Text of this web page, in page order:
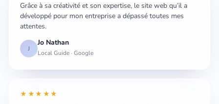
Grâce à sa créativité et son expertise, le site web qu’il a
développé pour mon entreprise a dépassé toutes mes
attentes.
J
Jo Nathan
Local Guide · Google
★★★★★